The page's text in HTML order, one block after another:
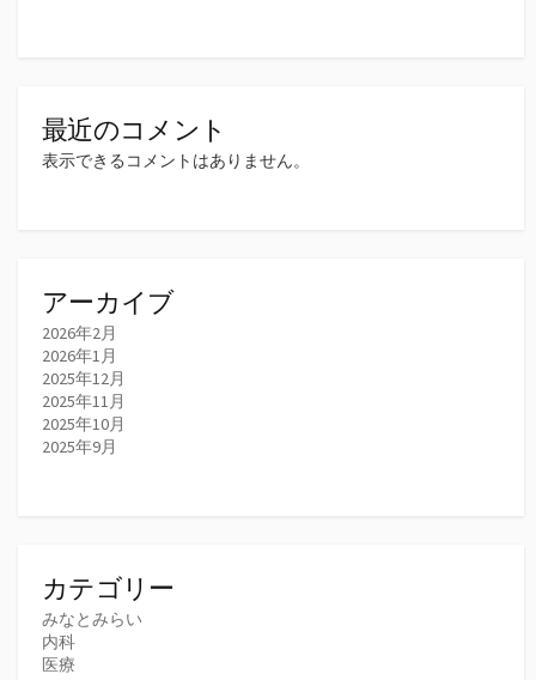
最近のコメント
表示できるコメントはありません。
アーカイブ
2026年2月
2026年1月
2025年12月
2025年11月
2025年10月
2025年9月
カテゴリー
みなとみらい
内科
医療